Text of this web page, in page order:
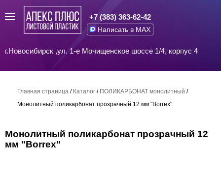
+7 (383) 363-62-42
Написать в MAX
г.Новосибирск ,ул. 1-е Мочищенское шоссе 1/4, корпус 4
Главная страница / Каталог / ПОЛИКАРБОНАТ монолитный /
Монолитный поликарбонат прозрачный 12 мм "Borrex"
Монолитный поликарбонат прозрачный 12
мм "Borrex"